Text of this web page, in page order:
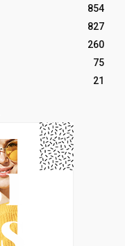
854
827
260
75
21